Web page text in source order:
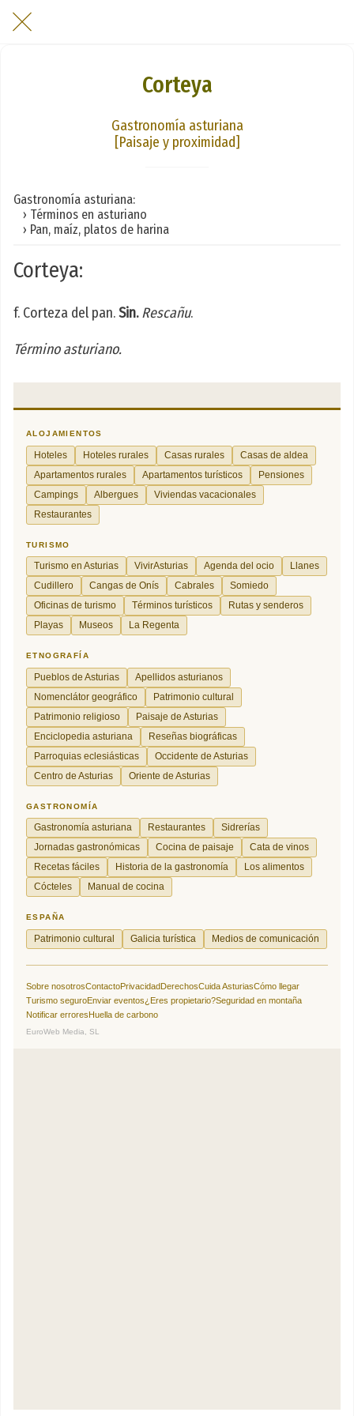
Corteya
Gastronomía asturiana
[Paisaje y proximidad]
Gastronomía asturiana:
› Términos en asturiano
› Pan, maíz, platos de harina
Corteya:
f. Corteza del pan.Sin. Rescañu.
Término asturiano.